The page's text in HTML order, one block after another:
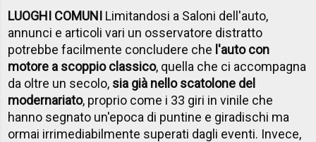
LUOGHI COMUNI Limitandosi a Saloni dell'auto,
annunci e articoli vari un osservatore distratto
potrebbe facilmente concludere che l'auto con
motore a scoppio classico, quella che ci accompagna
da oltre un secolo, sia già nello scatolone del
modernariato, proprio come i 33 giri in vinile che
hanno segnato un'epoca di puntine e giradischi ma
ormai irrimediabilmente superati dagli eventi. Invece,